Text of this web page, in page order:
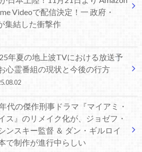
Videoで配信決定！一 政府・
集結した衝撃作
年夏の地上波TVにおける放送予
心霊番組の現状と今後の行方
代の傑作刑事ドラマ『マイアミ・
ス』のリメイク化が、ジョゼフ・
ンスキー監督 ＆ ダン・ギルロイ
で制作が進行中らしい